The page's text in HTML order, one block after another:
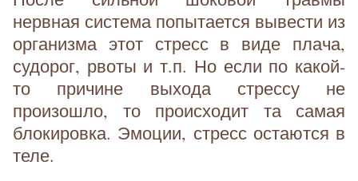
нервная система попытается вывести из
организма этот стресс в виде плача,
судорог, рвоты и т.п. Но если по какой-
то причине выхода стрессу не
произошло, то происходит та самая
блокировка. Эмоции, стресс остаются в
теле.